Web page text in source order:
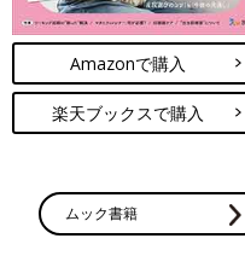
Amazonで購入
楽天ブックスで購入
ムック書籍